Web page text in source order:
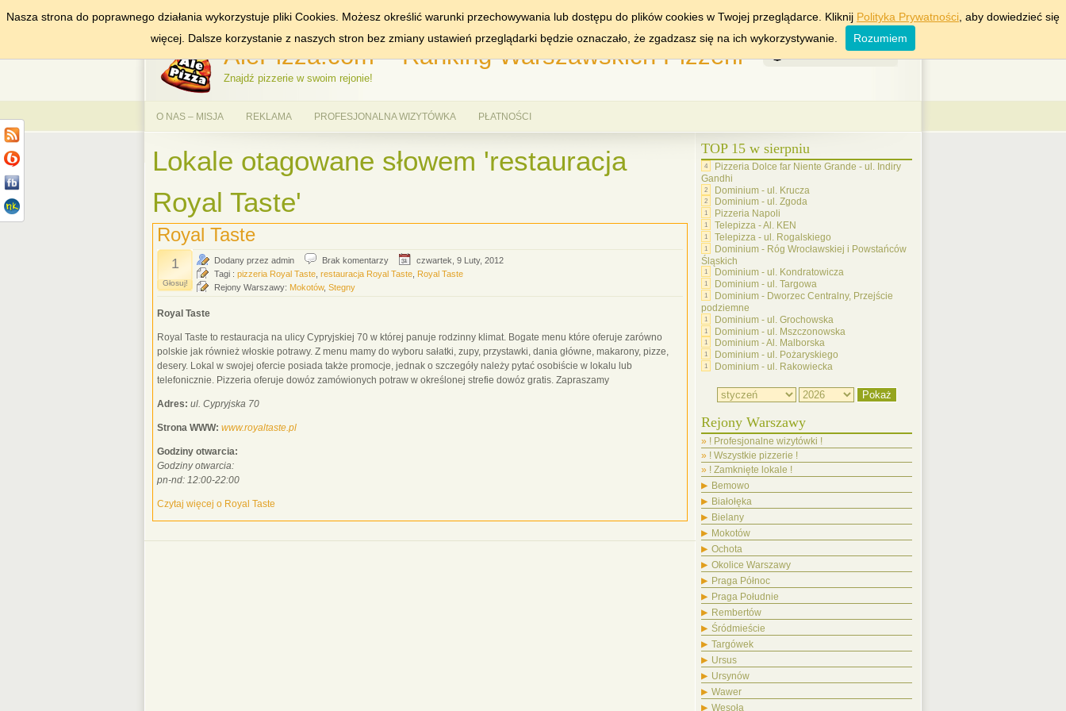
DODAJ NAS DO ULUBIONYCH ZNAJDŹ MIASTA: WARSZAWA KRAKÓW WROCŁAW
AlePizza.com – Ranking Warszawskich Pizzerii
Znajdź pizzerie w swoim rejonie!
6 Sierpień 2026
O NAS – MISJA REKLAMA PROFESJONALNA WIZYTÓWKA PŁATNOŚCI
Lokale otagowane słowem 'restauracja
Royal Taste'
Royal Taste
1
Głosuj!
Dodany przez admin Brak komentarzy
czwartek, 9 Luty, 2012
Tagi : pizzeria Royal Taste restauracja Royal Taste Royal Taste
Rejony Warszawy: Mokotów, Stegny
Royal Taste
Royal Taste to restauracja na ulicy Cypryjskiej 70 w której panuje rodzinny klimat. Bogate menu które oferuje zarówno
polskie jak również włoskie potrawy. Z menu mamy do wyboru sałatki, zupy, przystawki, dania główne, makarony, pizze,
desery. Lokal w swojej ofercie posiada także promocje, jednak o szczegóły należy pytać osobiście w lokalu lub
telefonicznie. Pizzeria oferuje dowóz zamówionych potraw w określonej strefie dowóz gratis. Zapraszamy
Adres: ul. Cypryjska 70
Strona WWW: www.royaltaste.pl
Godziny otwarcia:
Godziny otwarcia:
pn-nd: 12:00-22:00
Czytaj więcej o Royal Taste
TOP 15 w sierpniu
4
Pizzeria Dolce far Niente Grande - ul. Indiry
Gandhi
2 Dominium - ul. Krucza
2 Dominium - ul. Zgoda
1 Pizzeria Napoli
1 Telepizza - Al. KEN
1 Telepizza - ul. Rogalskiego
1
Dominium - Róg Wrocławskiej i Powstańców
Śląskich
1 Dominium - ul. Kondratowicza
1 Dominium - ul. Targowa
1
Dominium - Dworzec Centralny, Przejście
podziemne
1 Dominium - ul. Grochowska
1 Dominium - ul. Mszczonowska
1 Dominium - Al. Malborska
1 Dominium - ul. Pożaryskiego
1 Dominium - ul. Rakowiecka
Rejony Warszawy
! Profesjonalne wizytówki !
! Wszystkie pizzerie !
! Zamknięte lokale !
▶ Bemowo
▶ Białołęka
▶ Bielany
▶ Mokotów
▶ Ochota
▶ Okolice Warszawy
▶ Praga Północ
▶ Praga Południe
▶ Rembertów
▶ Śródmieście
▶ Targówek
▶ Ursus
▶ Ursynów
▶ Wawer
▶ Wesoła
Nasza strona do poprawnego działania wykorzystuje pliki Cookies. Możesz określić warunki przechowywania lub dostępu do plików cookies w Twojej przeglądarce. Kliknij Polityka Prywatności , aby dowiedzieć się
więcej. Dalsze korzystanie z naszych stron bez zmiany ustawień przeglądarki będzie oznaczało, że zgadzasz się na ich wykorzystywanie.
Rozumiem